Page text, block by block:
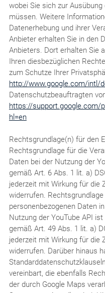
wobei Sie sich zur
müssen. Weitere
Datenerhebung und ihrer
Anbieter erhalten Sie in den
Anbieters. Dort erhalten Sie
Ihren diesbezüglichen
zum Schutze Ihrer
http://www.google.com/intl/
Datenschutzbeauftragten
https://support.google.com/
hl=en
Rechtsgrundlage(n) für den
Rechtsgrundlage für die
Daten bei der Nutzung der
gemäß Art. 6 Abs. 1 lit. a)
jederzeit mit Wirkung für die
widerrufen.
personenbezogenen Daten
Nutzung der YouTube API
gemäß Art. 49 Abs. 1 lit. a)
jederzeit mit Wirkung für die
widerrufen. Darüber hinaus
vereinbart, die ebenfalls
der durch Google Maps